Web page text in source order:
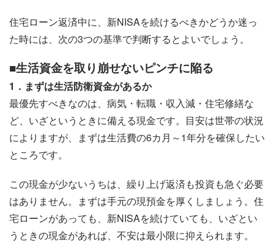
住宅ローン返済中に、新NISAを続けるべきかどうか迷っ
た時には、次の3つの基準で判断するとよいでしょう。
■生活資金を取り崩せないピンチに陥る
1．まずは生活防衛資金があるか
最優先すべきなのは、病気・転職・収入減・住宅修繕な
ど、いざというときに備える現金です。目安は世帯の状況
によりますが、まずは生活費の6カ月～1年分を確保したい
ところです。
この現金が少ないうちは、繰り上げ返済も投資も急ぐ必要
はありません。まずは手元の現預金を厚くしましょう。住
宅ローンがあっても、新NISAを続けていても、いざとい
うときの現金があれば、不安は最小限に抑えられます。